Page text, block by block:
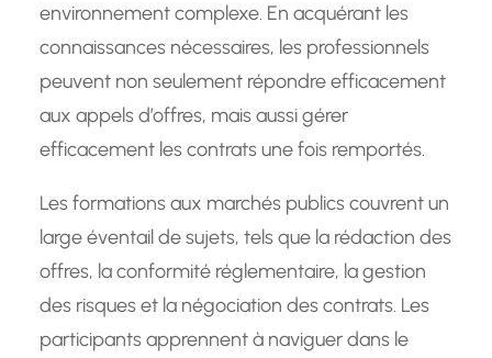
environnement complexe. En acquérant les
connaissances nécessaires, les professionnels
peuvent non seulement répondre efficacement
aux appels d’offres, mais aussi gérer
efficacement les contrats une fois remportés.
Les formations aux marchés publics couvrent un
large éventail de sujets, tels que la rédaction des
offres, la conformité réglementaire, la gestion
des risques et la négociation des contrats. Les
participants apprennent à naviguer dans le